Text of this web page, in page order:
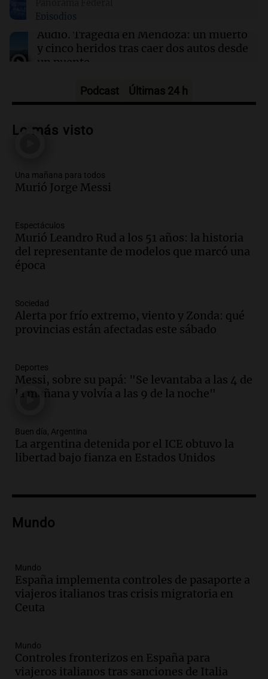
El recuerdo de Ignacio Boero al padre de
Lionel Messi: “Hasta siempre, Jorge”
Episodios
Audio. Tragedia en Mendoza: un muerto
y cinco heridos tras caer dos autos desde
un puente
Audio.Messi llegará esta noche a
tras la muerte de su papá
Audio.Ley de Propiedad Privada: el revés
en el Congreso expuso una debilidad
Episodios
Audio.Casabindo se prepara para una
celebración única: 30.000 turistas y el
Episodios
Audio. Borges, abogada de Pourrain:
"Tres hombres se lo llevaron para
Episodios
Audio.Voluntarios limpiaron 9.000
Una mañana para todos
Episodios
Audio.La historia de la servilleta que
contrato de Leo con Barcelona
Episodios
Una mañana para todos
Episodios
Audio.
Una mañana para todos
Episodios
Podcast Últimas 24 h
Lo más visto
Una mañana para todos
Murió Jorge Messi
Espectáculos
Murió Leandro Rud a los 51 años: la historia
del representante de modelos que marcó una
época
Sociedad
Alerta por frío extremo, viento y Zonda: qué
provincias están afectadas este sábado
Deportes
Messi, sobre su papá: "Se levantaba a las 4 de
la mañana y volvía a las 9 de la noche"
Buen día, Argentina
La argentina detenida por el ICE obtuvo la
libertad bajo fianza en Estados Unidos
Mundo
Mundo
España implementa controles de pasaporte a
viajeros italianos tras crisis migratoria en
Ceuta
Mundo
Controles fronterizos en España para
viajeros italianos tras sanciones de Italia